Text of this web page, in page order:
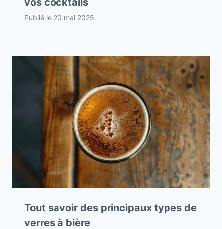
vos cocktails
Publié le 20 mai 2025
Tout savoir des principaux types de
verres à bière